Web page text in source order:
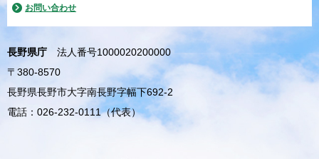
お問い合わせ
長野県庁
法人番号1000020200000
〒380-8570
長野県長野市大字南長野字幅下692-2
電話：026-232-0111（代表）